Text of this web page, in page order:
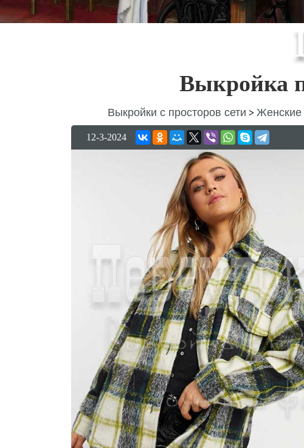
Выкройка
Выкройки с просторов сети > Женские
12-3-2024